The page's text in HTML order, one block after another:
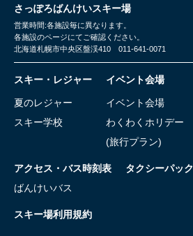
さっぽろばんけいスキー場
営業時間:各施設毎に異なります。
各施設のページにてご確認ください。
北海道札幌市中央区盤渓410 011-641-0071
スキー・レジャー
夏のレジャー
スキー学校
イベント会場
イベント会場
わくわくホリデー
(旅行プラン)
アクセス・バス時刻表
ばんけいバス
スキー場利用規約
タクシーパック